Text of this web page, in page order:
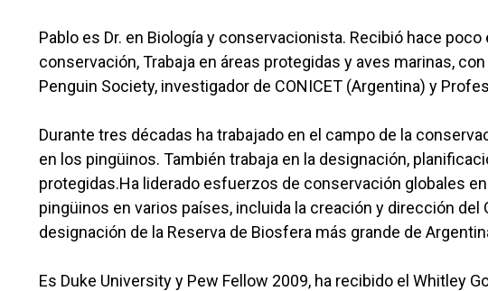
Pablo es Dr. en Biología y conservacionista. Recibió hace
conservación, Trabaja en áreas protegidas y aves marinas,
Penguin Society, investigador de CONICET (Argentina) y
Durante tres décadas ha trabajado en el campo de la
en los pingüinos. También trabaja en la designación,
protegidas.Ha liderado esfuerzos de conservación globales
pingüinos en varios países, incluida la creación y dirección del
designación de la Reserva de Biosfera más grande de
Es Duke University y Pew Fellow 2009, ha recibido el Whitley